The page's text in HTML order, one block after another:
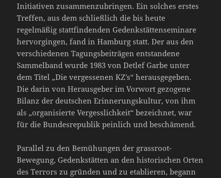
Initiativen zusammenzubringen. Ein solches erstes
Treffen, aus dem schließlich die bis heute
regelmäßig stattfindenden Gedenkstättenseminare
hervorgingen, fand in Hamburg statt. Der aus den
verschiedenen Tagungsbeiträgen entstandene
Sammelband wurde 1983 von Detlef Garbe unter
dem Titel „Die vergessenen KZ’s“ herausgegeben.
Die darin von Herausgeber im Vorwort gezogene
Bilanz der deutschen Erinnerungskultur, von ihm
als „organisierte Vergesslichkeit“ bezeichnet, war
für die Bundesrepublik peinlich und beschämend.
Parallel zu den Bemühungen der grassroot-
Bewegung, Gedenkstätten an den historischen Orten
des Terrors zu gründen und zu etablieren, begann